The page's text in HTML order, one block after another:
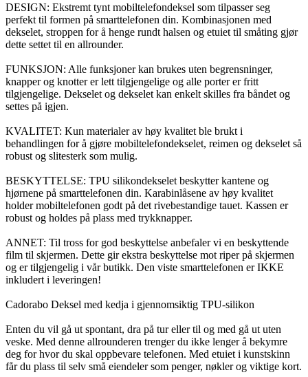
DESIGN: Ekstremt tynt mobiltelefondeksel som tilpasser seg
perfekt til formen på smarttelefonen din. Kombinasjonen med
dekselet, stroppen for å henge rundt halsen og etuiet til småting gjør
dette settet til en allrounder.
FUNKSJON: Alle funksjoner kan brukes uten begrensninger,
knapper og knotter er lett tilgjengelige og alle porter er fritt
tilgjengelige. Dekselet og dekselet kan enkelt skilles fra båndet og
settes på igjen.
KVALITET: Kun materialer av høy kvalitet ble brukt i
behandlingen for å gjøre mobiltelefondekselet, reimen og dekselet så
robust og slitesterk som mulig.
BESKYTTELSE: TPU silikondekselet beskytter kantene og
hjørnene på smarttelefonen din. Karabinlåsene av høy kvalitet
holder mobiltelefonen godt på det rivebestandige tauet. Kassen er
robust og holdes på plass med trykknapper.
ANNET: Til tross for god beskyttelse anbefaler vi en beskyttende
film til skjermen. Dette gir ekstra beskyttelse mot riper på skjermen
og er tilgjengelig i vår butikk. Den viste smarttelefonen er IKKE
inkludert i leveringen!
Cadorabo Deksel med kedja i gjennomsiktig TPU-silikon
Enten du vil gå ut spontant, dra på tur eller til og med gå ut uten
veske. Med denne allrounderen trenger du ikke lenger å bekymre
deg for hvor du skal oppbevare telefonen. Med etuiet i kunstskinn
får du plass til selv små eiendeler som penger, nøkler og viktige kort.